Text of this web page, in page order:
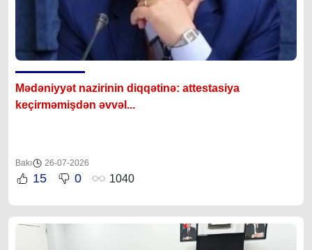
Mədəniyyət nazirinin diqqətinə: attestasiya
keçirməmişdən əvvəl...
Bakı 26-07-2026
15 0 1040